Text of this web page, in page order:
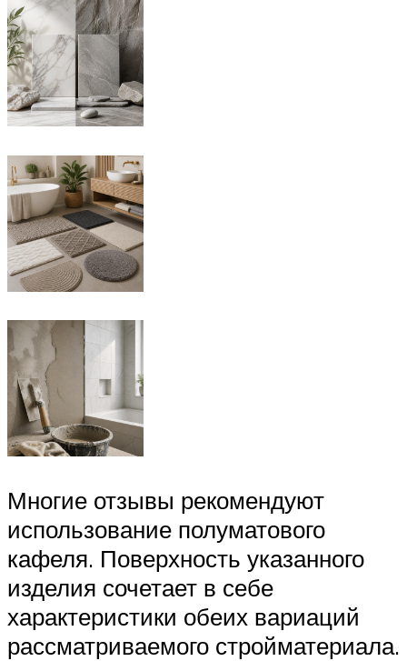
Многие отзывы рекомендуют
использование полуматового
кафеля. Поверхность указанного
изделия сочетает в себе
характеристики обеих вариаций
рассматриваемого стройматериала.